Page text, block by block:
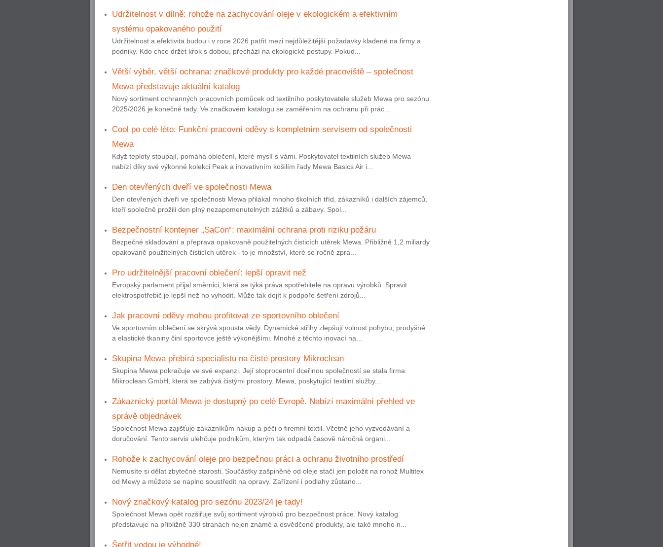
Udržitelnost v dílně: rohože na zachycování oleje v ekologickém a efektivním
systému opakovaného použití
Udržitelnost a efektivita budou i v roce 2026 patřit mezi nejdůležitější požadavky kladené na firmy a
podniky. Kdo chce držet krok s dobou, přechází na ekologické postupy. Pokud...
Větší výběr, větší ochrana: značkové produkty pro každé pracoviště – společnost
Mewa představuje aktuální katalog
Nový sortiment ochranných pracovních pomůcek od textilního poskytovatele služeb Mewa pro sezónu
2025/2026 je konečně tady. Ve značkovém katalogu se zaměřením na ochranu při prác...
Cool po celé léto: Funkční pracovní oděvy s kompletním servisem od společnosti
Mewa
Když teploty stoupají, pomáhá oblečení, které myslí s vámi. Poskytovatel textilních služeb Mewa
nabízí díky své výkonné kolekci Peak a inovativním košilím řady Mewa Basics Air i...
Den otevřených dveří ve společnosti Mewa
Den otevřených dveří ve společnosti Mewa přilákal mnoho školních tříd, zákazníků i dalších zájemců,
kteří společně prožili den plný nezapomenutelných zážitků a zábavy. Spol...
Bezpečnostní kontejner „SaCon“: maximální ochrana proti riziku požáru
Bezpečné skladování a přeprava opakovaně použitelných čisticích utěrek Mewa. Přibližně 1,2 miliardy
opakovaně použitelných čisticích utěrek - to je množství, které se ročně zpra...
Pro udržitelnější pracovní oblečení: lepší opravit než
Evropský parlament přijal směrnici, která se týká práva spotřebitele na opravu výrobků. Spravit
elektrospotřebič je lepší než ho vyhodit. Může tak dojít k podpoře šetření zdrojů...
Jak pracovní oděvy mohou profitovat ze sportovního oblečení
Ve sportovním oblečení se skrývá spousta vědy. Dynamické střihy zlepšují volnost pohybu, prodyšné
a elastické tkaniny činí sportovce ještě výkonějšími. Mnohé z těchto inovací na...
Skupina Mewa přebírá specialistu na čisté prostory Mikroclean
Skupina Mewa pokračuje ve své expanzi. Její stoprocentní dceřinou společností se stala firma
Mikroclean GmbH, která se zabývá čistými prostory. Mewa, poskytující textilní služby...
Zákaznický portál Mewa je dostupný po celé Evropě. Nabízí maximální přehled ve
správě objednávek
Společnost Mewa zajišťuje zákazníkům nákup a péči o firemní textil. Včetně jeho vyzvedávání a
doručování. Tento servis ulehčuje podnikům, kterým tak odpadá časově náročná organi...
Rohože k zachycování oleje pro bezpečnou práci a ochranu životního prostředí
Nemusíte si dělat zbytečné starosti. Součástky zašpiněné od oleje stačí jen položit na rohož Multitex
od Mewy a můžete se naplno soustředit na opravy. Zařízení i podlahy zůstano...
Nový značkový katalog pro sezónu 2023/24 je tady!
Společnost Mewa opět rozšiřuje svůj sortiment výrobků pro bezpečnost práce. Nový katalog
představuje na přibližně 330 stranách nejen známé a osvědčené produkty, ale také mnoho n...
Šetřit vodou je výhodné!